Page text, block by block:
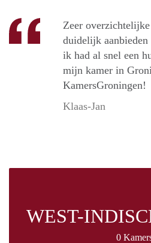
Zeer
duidelijk
ik had al snel een
mijn kamer in
KamersGroningen!
Klaas-Jan
WEST-
0